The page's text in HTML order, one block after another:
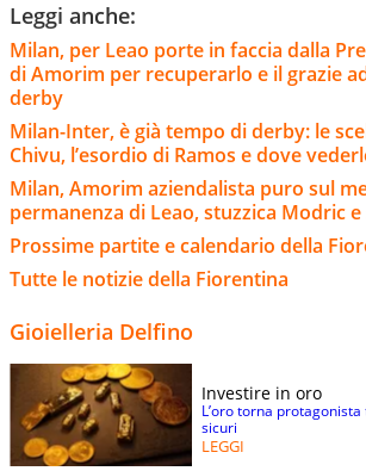
Leggi anche:
Milan, per Leao porte in faccia dalla
di Amorim per recuperarlo e il grazie
derby
Milan-Inter, è già tempo di derby: le
Chivu, l’esordio di Ramos e dove
Milan, Amorim aziendalista puro sul
permanenza di Leao, stuzzica Modric
Prossime partite e calendario della
Tutte le notizie della Fiorentina
Gioielleria Delfino
Investire in oro
L’oro torna
sicuri
LEGGI